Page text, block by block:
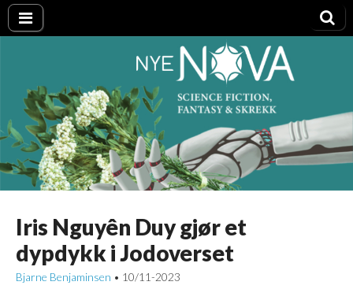
Nye NOVA
Iris Nguyên Duy gjør et
dypdykk i Jodoverset
Bjarne Benjaminsen • 10/11-2023